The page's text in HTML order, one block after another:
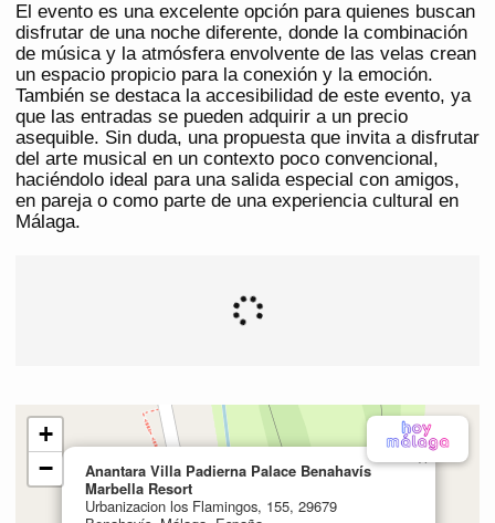
El evento es una excelente opción para quienes buscan
disfrutar de una noche diferente, donde la combinación
de música y la atmósfera envolvente de las velas crean
un espacio propicio para la conexión y la emoción.
También se destaca la accesibilidad de este evento, ya
que las entradas se pueden adquirir a un precio
asequible. Sin duda, una propuesta que invita a disfrutar
del arte musical en un contexto poco convencional,
haciéndolo ideal para una salida especial con amigos,
en pareja o como parte de una experiencia cultural en
Málaga.